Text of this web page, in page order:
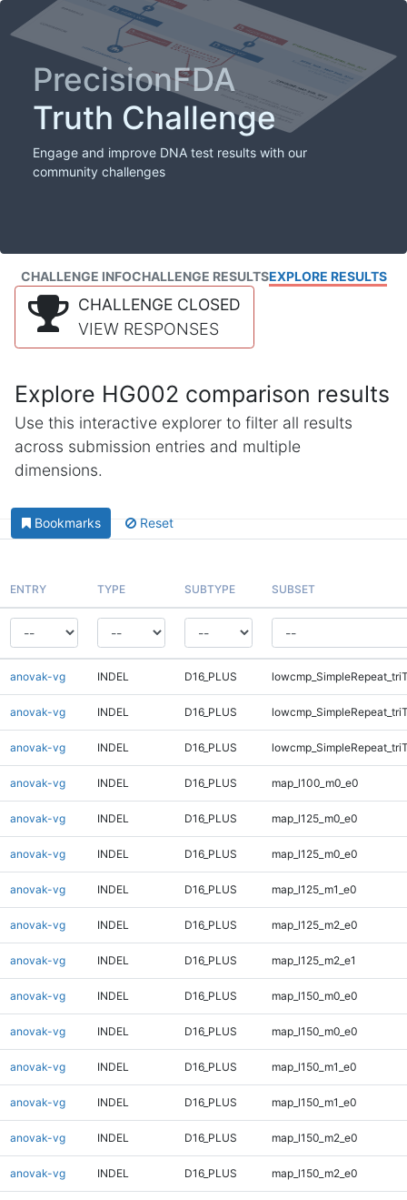
PrecisionFDA
Truth Challenge
Engage and improve DNA test results with our
community challenges
CHALLENGE INFOCHALLENGE RESULTSEXPLORE RESULTS
CHALLENGE CLOSED
VIEW RESPONSES
Explore HG002 comparison results
Use this interactive explorer to filter all results
across submission entries and multiple
dimensions.
Bookmarks Reset
ENTRY TYPE SUBTYPE SUBSET
anovak-vg INDEL D16_PLUS
anovak-vg INDEL D16_PLUS
anovak-vg INDEL D16_PLUS
anovak-vg INDEL D16_PLUS map_l100_m0_e0
anovak-vg INDEL D16_PLUS map_l125_m0_e0
anovak-vg INDEL D16_PLUS map_l125_m0_e0
anovak-vg INDEL D16_PLUS map_l125_m1_e0
anovak-vg INDEL D16_PLUS map_l125_m2_e0
anovak-vg INDEL D16_PLUS map_l125_m2_e1
anovak-vg INDEL D16_PLUS map_l150_m0_e0
anovak-vg INDEL D16_PLUS map_l150_m0_e0
anovak-vg INDEL D16_PLUS map_l150_m1_e0
anovak-vg INDEL D16_PLUS map_l150_m1_e0
anovak-vg INDEL D16_PLUS map_l150_m2_e0
anovak-vg INDEL D16_PLUS map_l150_m2_e0